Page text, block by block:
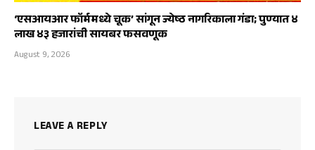
‘एसआयआर फॉर्ममध्ये चूक’ सांगून ज्येष्ठ नागरिकाला गंडा; पुण्यात ४
लाख ४३ हजारांची सायबर फसवणूक
August 9, 2026
LEAVE A REPLY